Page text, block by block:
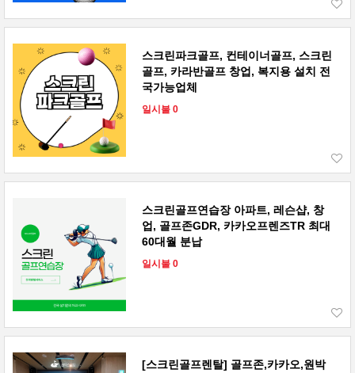
스크린파크골프, 컨테이너골프, 스크린
골프, 카라반골프 창업, 복지용 설치 전
국가능업체
일시불 0
스크린골프연습장 아파트, 레슨샵, 창
업, 골프존GDR, 카카오프렌즈TR 최대
60대월 분납
일시불 0
[스크린골프렌탈] 골프존,카카오,원박